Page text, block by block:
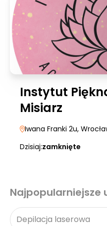
Instytut
Misiarz
Iwana Franki 2u,
Dzisiaj:zamknięte
Najpopularniejsze
Depilacja laserowa